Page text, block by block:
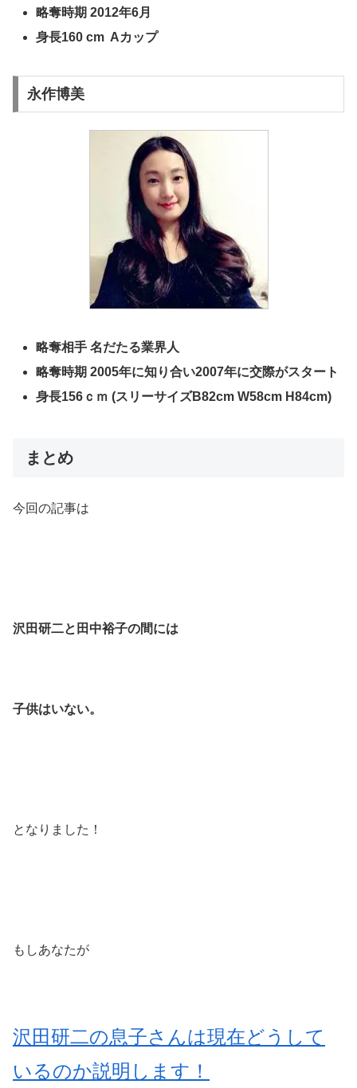
略奪時期 2012年6月
身長160 cm Aカップ
永作博美
略奪相手 名だたる業界人
略奪時期 2005年に知り合い2007年に交際がスタート
身長156ｃｍ (スリーサイズB82cm W58cm H84cm)
まとめ
今回の記事は
沢田研二と田中裕子の間には
子供はいない。
となりました！
もしあなたが
沢田研二の息子さんは現在どうして
いるのか説明します！